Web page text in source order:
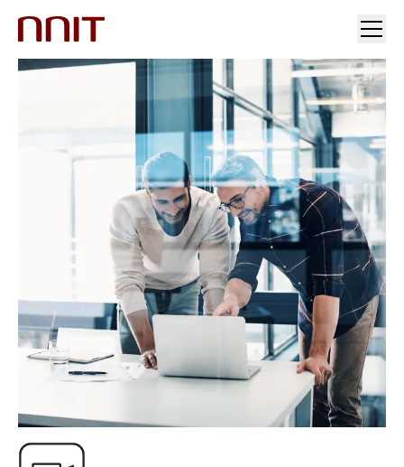
VORES LØSNINGER
INVESTORER OG PRESSE
KARRIERE